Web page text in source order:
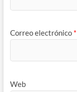
Correo electrónico *
Web